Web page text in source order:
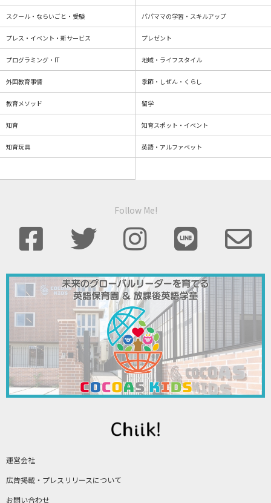
運営会社
広告掲載・プレスリリースについて
お問い合わせ
スクール・ならいごと・受験 パパママの学習・スキルアップ
プレス・イベント・新サービス プレゼント
プログラミング・IT 地域・ライフスタイル
外国教育事情 季節・しぜん・くらし
教育メソッド 留学
知育 知育スポット・イベント
知育玩具 英語・アルファベット
Follow Me!